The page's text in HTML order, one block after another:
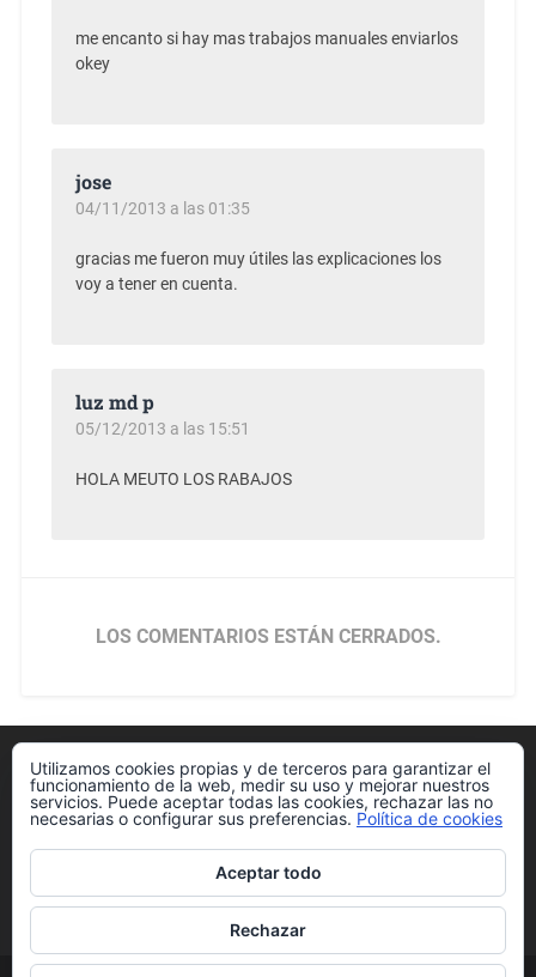
me encanto si hay mas trabajos manuales enviarlos
okey
jose
04/11/2013 a las 01:35
gracias me fueron muy útiles las explicaciones los
voy a tener en cuenta.
luz md p
05/12/2013 a las 15:51
HOLA MEUTO LOS RABAJOS
LOS COMENTARIOS ESTÁN CERRADOS.
Política de cookies
Más información sobre las cookies
Utilizamos cookies propias y de terceros para garantizar el
funcionamiento de la web, medir su uso y mejorar nuestros
servicios. Puede aceptar todas las cookies, rechazar las no
necesarias o configurar sus preferencias. Política de cookies
Aceptar todo
Rechazar